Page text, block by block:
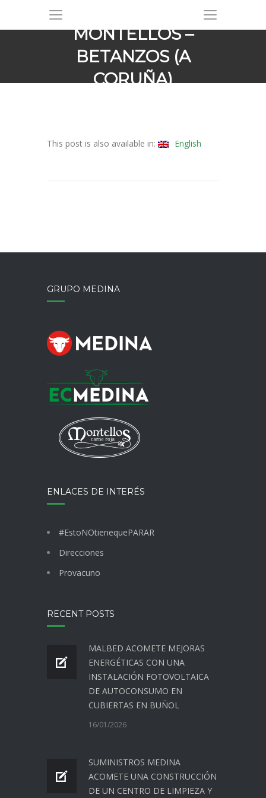
MONTELLOS –
BETANZOS (A
CORUÑA)
This post is also available in: English
GRUPO MEDINA
ENLACES DE INTERÉS
#EstoNOtienequePARAR
Direcciones
Provacuno
RECENT POSTS
MALBED ACOMETE MEJORAS
ENERGÉTICAS CON UNA
INSTALACIÓN FOTOVOLTAICA
DE AUTOCONSUMO EN
CUBIERTAS EN BUÑOL
16/01/2026
SUMINISTROS MEDINA
ACOMETE UNA CONSTRUCCIÓN
DE UN CENTRO DE LIMPIEZA Y